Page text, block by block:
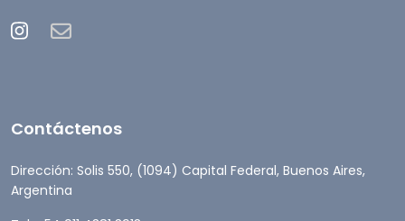
Contáctenos
Dirección: Solis 550, (1094) Capital Federal, Buenos Aires,
Argentina